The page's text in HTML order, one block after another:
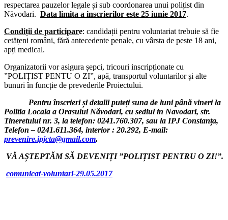
respectarea pauzelor legale și sub coordonarea unui polițist din
Năvodari. Data limita a inscrierilor este 25 iunie 2017.
Condiții de participare: candidații pentru voluntariat trebuie să fie
cetățeni români, fără antecedente penale, cu vârsta de peste 18 ani,
apți medical.
Organizatorii vor asigura șepci, tricouri inscripționate cu
”POLIȚIST PENTU O ZI”, apă, transportul voluntarilor și alte
bunuri în funcție de prevederile Proiectului.
Pentru înscrieri și detalii puteți suna de luni până vineri la
Politia Locala a Orasului Năvodari, cu sediul in Navodari, str.
Tineretului nr. 3, la telefon: 0241.760.307, sau la IPJ Constanța,
Telefon – 0241.611.364, interior : 20.292, E-mail:
prevenire.ipjcta@gmail.com.
VĂ AȘTEPTĂM SĂ DEVENIȚI ”POLIȚIST PENTRU O ZI!”.
comunicat-voluntari-29.05.2017